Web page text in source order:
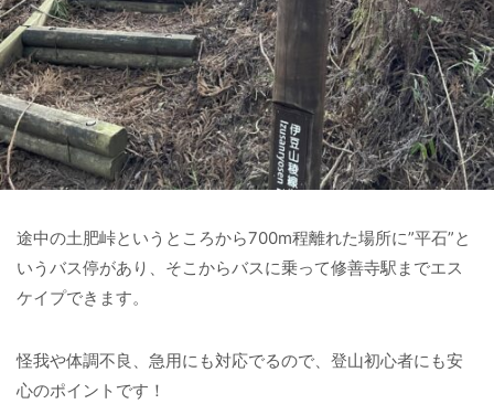
途中の土肥峠というところから700m程離れた場所に”平石”と
いうバス停があり、そこからバスに乗って修善寺駅までエス
ケイプできます。
怪我や体調不良、急用にも対応でるので、登山初心者にも安
心のポイントです！